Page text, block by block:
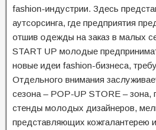
fashion-индустрии. Здесь
аутсорсинга, где предприятия
отшив одежды на заказ в малых
START UP молодые
новые идеи fashion-бизнеса,
Отдельного внимания
сезона – POP-UP STORE – зона,
стенды молодых дизайнеров,
представляющих кожгалантерею